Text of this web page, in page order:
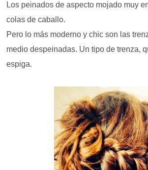
Los peinados de aspecto mojado muy
colas de caballo.
Pero lo más moderno y chic son las
medio despeinadas. Un tipo de trenza,
espiga.